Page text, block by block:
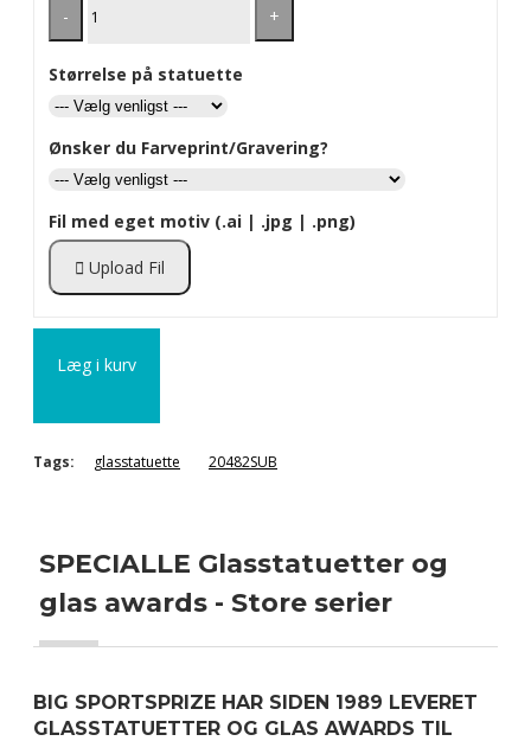
-
+
Størrelse på statuette
Ønsker du Farveprint/Gravering?
Fil med eget motiv (.ai | .jpg | .png)
Upload Fil
Læg i kurv
Tags: glasstatuette 20482SUB
SPECIALLE Glasstatuetter og
glas awards - Store serier
BIG SPORTSPRIZE HAR SIDEN 1989 LEVERET
GLASSTATUETTER OG GLAS AWARDS TIL